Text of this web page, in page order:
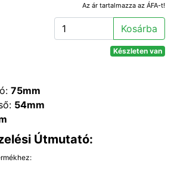
Az ár tartalmazza az ÁFA-t!
Kosárba
Készleten van
75mm
54mm
Útmutató: